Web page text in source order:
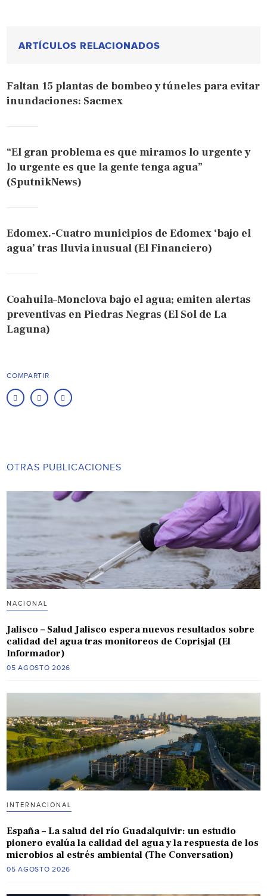
ARTÍCULOS RELACIONADOS
Faltan 15 plantas de bombeo y túneles para evitar
inundaciones: Sacmex
“El gran problema es que miramos lo urgente y
lo urgente es que la gente tenga agua”
(SputnikNews)
Edomex.-Cuatro municipios de Edomex ‘bajo el
agua’ tras lluvia inusual (El Financiero)
Coahuila–Monclova bajo el agua; emiten alertas
preventivas en Piedras Negras (El Sol de La
Laguna)
COMPARTIR
OTRAS PUBLICACIONES
NACIONAL
Jalisco – Salud Jalisco espera nuevos resultados sobre
calidad del agua tras monitoreos de Coprisjal (El
Informador)
05 AGOSTO 2026
INTERNACIONAL
España – La salud del río Guadalquivir: un estudio
pionero evalúa la calidad del agua y la respuesta de los
microbios al estrés ambiental (The Conversation)
05 AGOSTO 2026